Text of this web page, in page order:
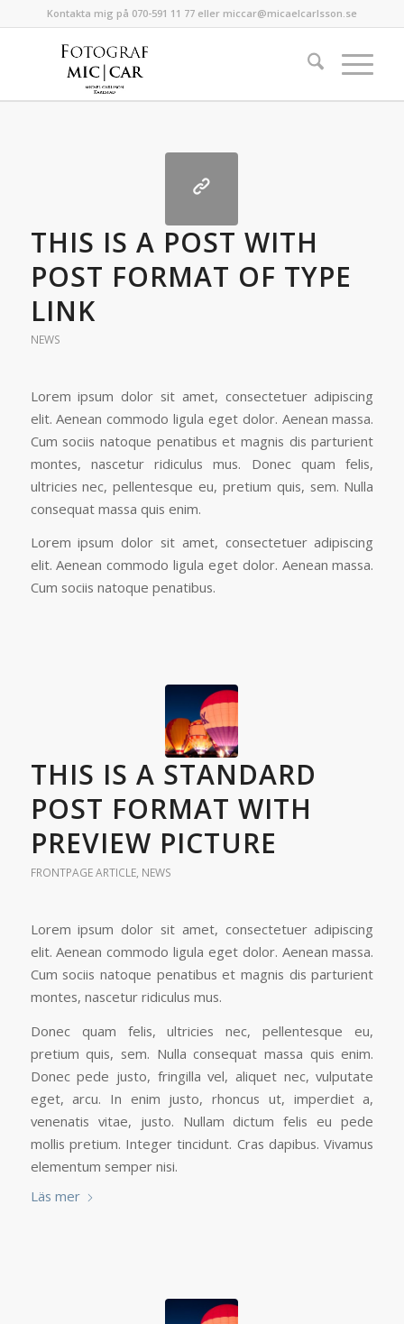
Kontakta mig på 070-591 11 77 eller miccar@micaelcarlsson.se
THIS IS A POST WITH
POST FORMAT OF TYPE
LINK
NEWS
Lorem ipsum dolor sit amet, consectetuer adipiscing
elit. Aenean commodo ligula eget dolor. Aenean massa.
Cum sociis natoque penatibus et magnis dis parturient
montes, nascetur ridiculus mus. Donec quam felis,
ultricies nec, pellentesque eu, pretium quis, sem. Nulla
consequat massa quis enim.
Lorem ipsum dolor sit amet, consectetuer adipiscing
elit. Aenean commodo ligula eget dolor. Aenean massa.
Cum sociis natoque penatibus.
THIS IS A STANDARD
POST FORMAT WITH
PREVIEW PICTURE
FRONTPAGE ARTICLE, NEWS
Lorem ipsum dolor sit amet, consectetuer adipiscing
elit. Aenean commodo ligula eget dolor. Aenean massa.
Cum sociis natoque penatibus et magnis dis parturient
montes, nascetur ridiculus mus.
Donec quam felis, ultricies nec, pellentesque eu,
pretium quis, sem. Nulla consequat massa quis enim.
Donec pede justo, fringilla vel, aliquet nec, vulputate
eget, arcu. In enim justo, rhoncus ut, imperdiet a,
venenatis vitae, justo. Nullam dictum felis eu pede
mollis pretium. Integer tincidunt. Cras dapibus. Vivamus
elementum semper nisi.
Läs mer